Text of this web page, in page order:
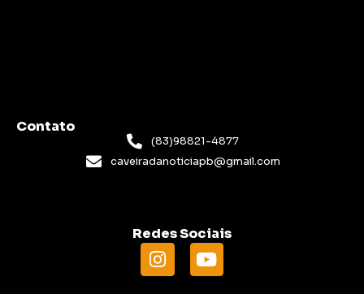
Contato
(83)98821-4877
caveiradanoticiapb@gmail.com
Redes Sociais